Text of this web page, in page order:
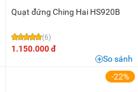
Quạt đứng Ching Hai HS920B
(6)
1.150.000 đ
So sánh
-22%